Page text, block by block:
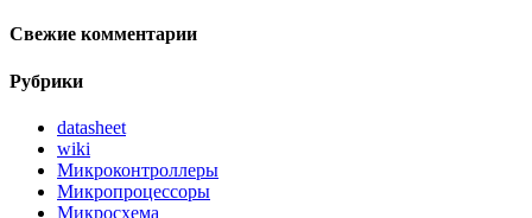
Свежие комментарии
Рубрики
datasheet
wiki
Микроконтроллеры
Микропроцессоры
Микросхема